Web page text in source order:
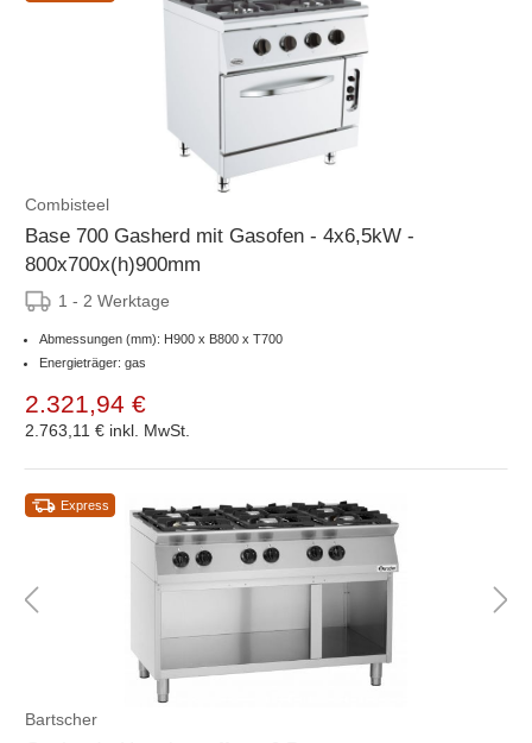
Combisteel
Base 700 Gasherd mit Gasofen - 4x6,5kW -
800x700x(h)900mm
1 - 2 Werktage
Abmessungen (mm): H900 x B800 x T700
Energieträger: gas
2.321,94 €
2.763,11 € inkl. MwSt.
Express
Bartscher